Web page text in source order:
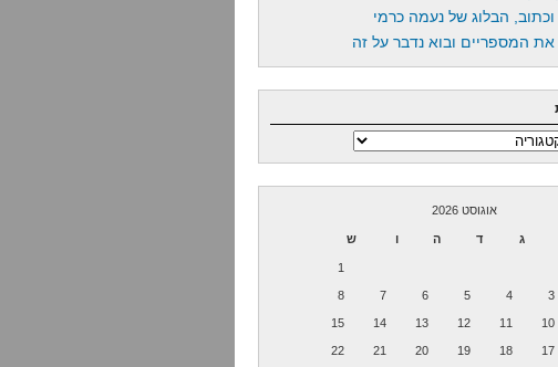
וכתוב, הבלוג של נעמה כרמי
את המספריים ובוא נדבר על זה
אוגוסט 2026
ג ד ה ו ש
1
3
4
5
6
7
8
10
11
12
13
14
15
17
18
19
20
21
22